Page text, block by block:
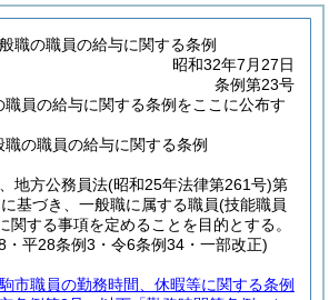
職の職員の給与に関する条例
昭和32年7月27日
条例第23号
員の給与に関する条例をここに公布す
の職員の給与に関する条例
地方公務員法(昭和25年法律第261号)第
基づき、一般職に属する職員(技能職員
関する事項を定めることを目的とする。
・平28条例3・令6条例34・一部改正)
市職員の勤務時間、休暇等に関する条例